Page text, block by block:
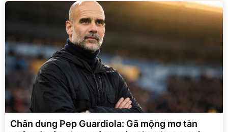
Chân dung Pep Guardiola: Gã mộng mơ tàn